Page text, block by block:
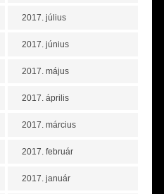
2017. július
2017. június
2017. május
2017. április
2017. március
2017. február
2017. január